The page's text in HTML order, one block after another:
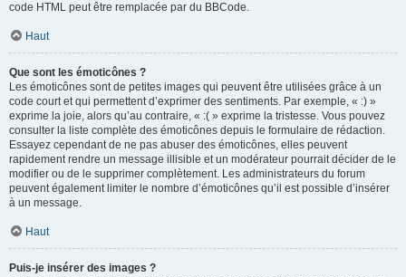
code HTML peut être remplacée par du BBCode.
Haut
Que sont les émoticônes ?
Les émoticônes sont de petites images qui peuvent être utilisées grâce à un
code court et qui permettent d’exprimer des sentiments. Par exemple, « :) »
exprime la joie, alors qu’au contraire, « :( » exprime la tristesse. Vous pouvez
consulter la liste complète des émoticônes depuis le formulaire de rédaction.
Essayez cependant de ne pas abuser des émoticônes, elles peuvent
rapidement rendre un message illisible et un modérateur pourrait décider de le
modifier ou de le supprimer complètement. Les administrateurs du forum
peuvent également limiter le nombre d’émoticônes qu’il est possible d’insérer
à un message.
Haut
Puis-je insérer des images ?